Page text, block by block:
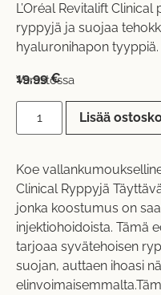
L’Oréal Revitalift
ryppyjä ja suojaa
hyaluronihapon
19,99€
Varastossa
Lisää
Koe
Clinical Ryppyjä
jonka koostumus on
injektiohoidoista. Tämä
tarjoaa syvätehoisen
suojan, auttaen ihoasi